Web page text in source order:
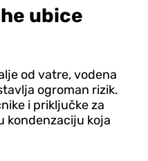
ubice
od vatre, vodena
ogroman rizik.
i priključke za
kondenzaciju koja